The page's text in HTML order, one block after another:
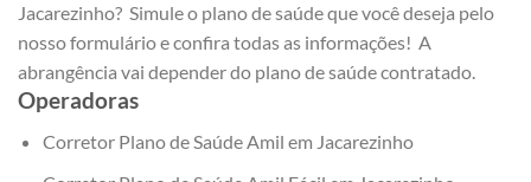
Jacarezinho? Simule o plano de saúde que você deseja pelo
nosso formulário e confira todas as informações! A
abrangência vai depender do plano de saúde contratado.
Operadoras
Corretor Plano de Saúde Amil em Jacarezinho